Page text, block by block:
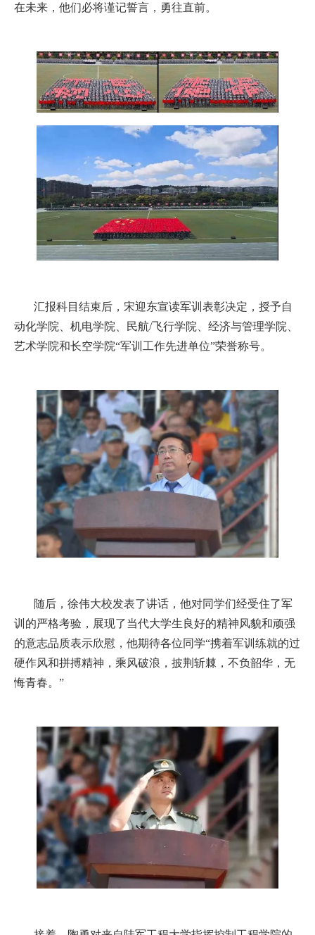
在未来，他们必将谨记誓言，勇往直前。
汇报科目结束后，宋迎东宣读军训表彰决定，授予自
动化学院、机电学院、民航/飞行学院、经济与管理学院、
艺术学院和长空学院“军训工作先进单位”荣誉称号。
随后，徐伟大校发表了讲话，他对同学们经受住了军
训的严格考验，展现了当代大学生良好的精神风貌和顽强
的意志品质表示欣慰，他期待各位同学“携着军训练就的过
硬作风和拼搏精神，乘风破浪，披荆斩棘，不负韶华，无
悔青春。”